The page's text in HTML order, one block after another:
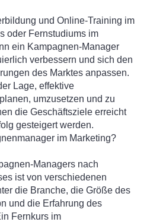
und Online-Training im
oder Fernstudiums im
ein Kampagnen-Manager
verbessern und sich den
des Marktes anpassen.
Lage, effektive
umzusetzen und zu
die Geschäftsziele erreicht
gesteigert werden.
im Marketing?
Managers nach
ist von verschiedenen
die Branche, die Größe des
und die Erfahrung des
Fernkurs im